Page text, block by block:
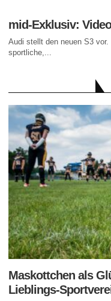
mid-Exklusiv:
Audi stellt den neuen S3
sportliche,...
Maskottchen als
Lieblings-